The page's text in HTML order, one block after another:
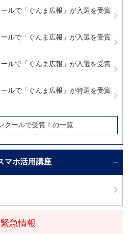
緊急情報
ルで「ぐんま広報」が入選を受賞
ルで「ぐんま広報」が入選を受賞
ルで「ぐんま広報」が入選を受賞
ルで「ぐんま広報」が特選を受賞
クールで受賞！の一覧
マホ活用講座